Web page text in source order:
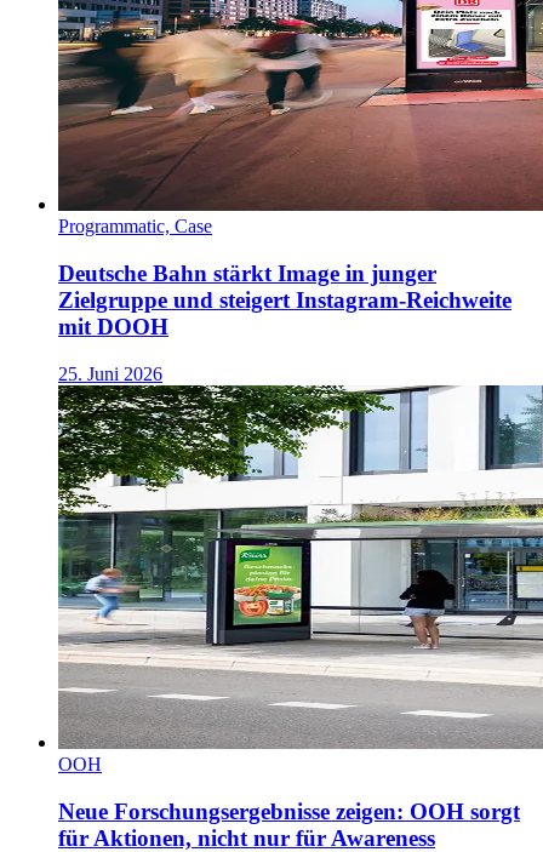
Programmatic, Case
Deutsche Bahn stärkt Image in junger
Zielgruppe und steigert Instagram-Reichweite
mit DOOH
25. Juni 2026
OOH
Neue Forschungsergebnisse zeigen: OOH sorgt
für Aktionen, nicht nur für Awareness